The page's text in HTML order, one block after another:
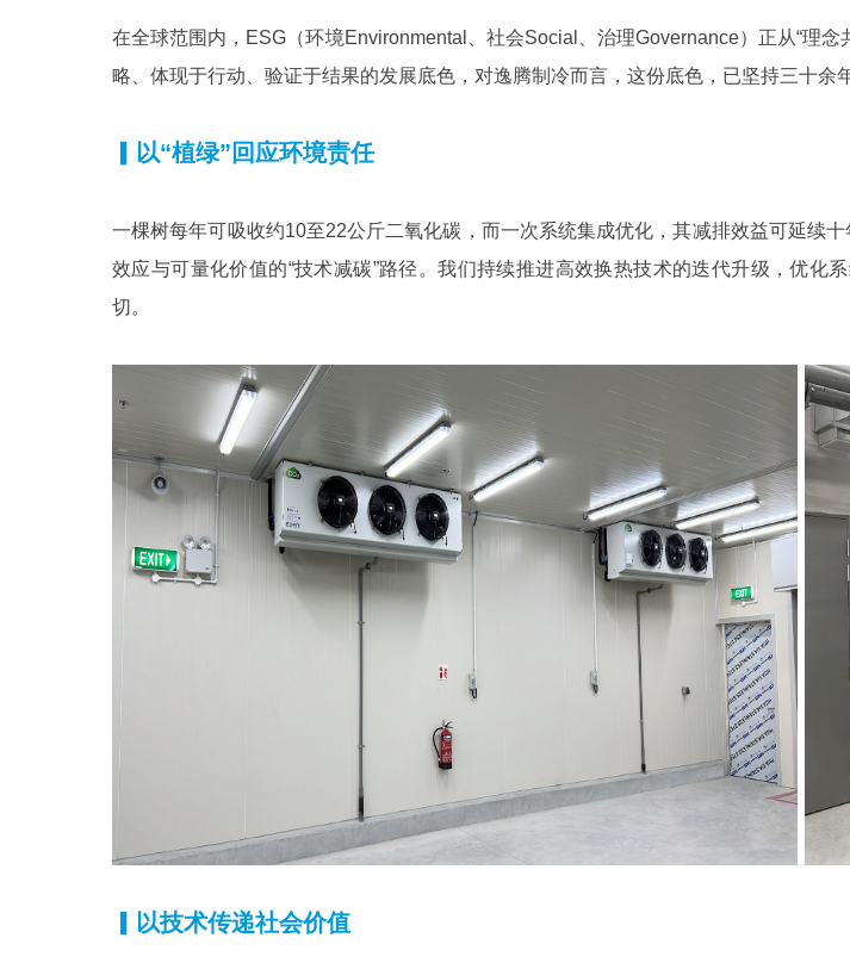
在全球范围内，ESG（环境Environmental、社会Social、治理Governance）正从“理
略、体现于行动、验证于结果的发展底色，对逸腾制冷而言，这份底色，已坚持三十余年
以“植绿”回应环境责任
一棵树每年可吸收约10至22公斤二氧化碳，而一次系统集成优化，其减排效益可延续
效应与可量化价值的“技术减碳”路径。我们持续推进高效换热技术的迭代升级，优化
切。
以技术传递社会价值